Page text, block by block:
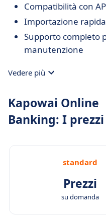
Compatibilità con
Importazione
Supporto completo
manutenzione
Vedere più
Kapowai Online
Banking: I prezzi
standard
Prezzi
su domanda